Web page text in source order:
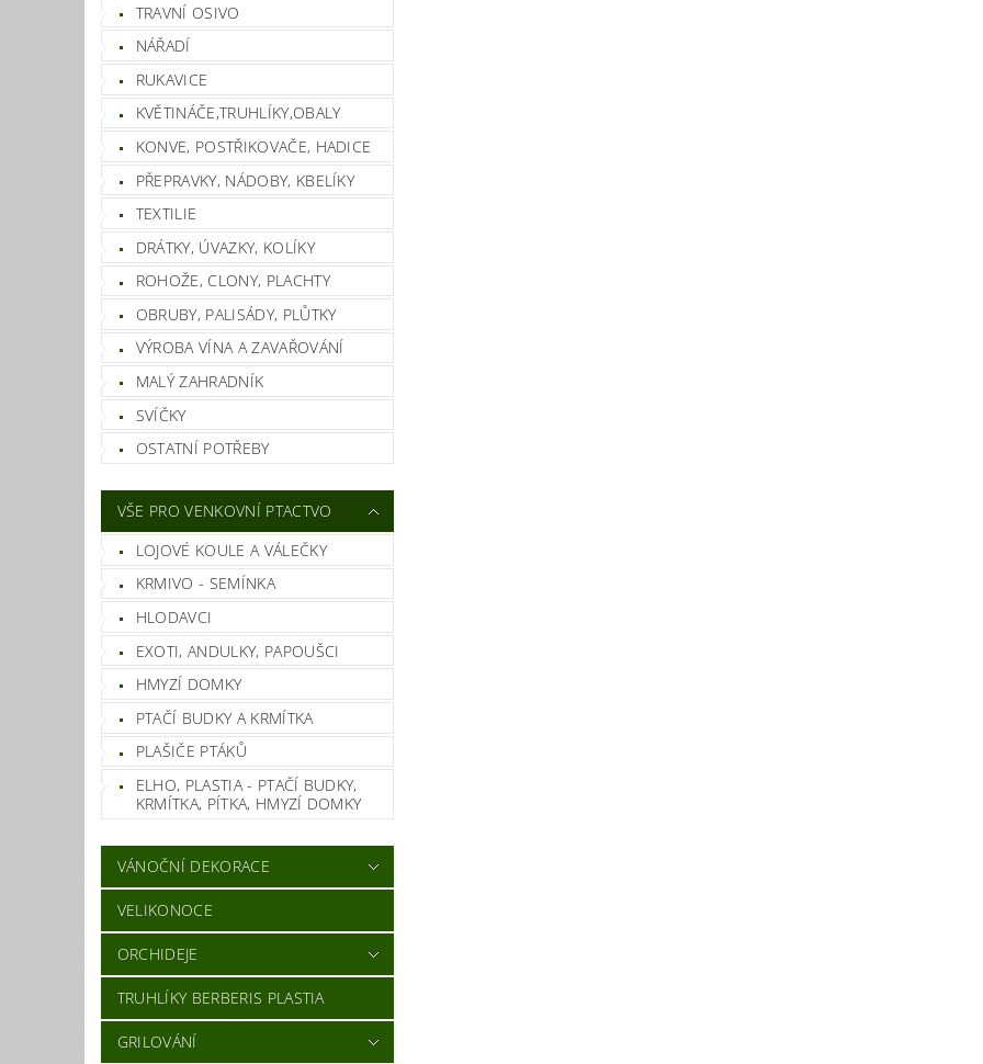
TRAVNÍ OSIVO
NÁŘADÍ
RUKAVICE
KVĚTINÁČE,TRUHLÍKY,OBALY
KONVE, POSTŘIKOVAČE, HADICE
PŘEPRAVKY, NÁDOBY, KBELÍKY
TEXTILIE
DRÁTKY, ÚVAZKY, KOLÍKY
ROHOŽE, CLONY, PLACHTY
OBRUBY, PALISÁDY, PLŮTKY
VÝROBA VÍNA A ZAVAŘOVÁNÍ
MALÝ ZAHRADNÍK
SVÍČKY
OSTATNÍ POTŘEBY
VŠE PRO VENKOVNÍ PTACTVO
LOJOVÉ KOULE A VÁLEČKY
KRMIVO - SEMÍNKA
HLODAVCI
EXOTI, ANDULKY, PAPOUŠCI
HMYZÍ DOMKY
PTAČÍ BUDKY A KRMÍTKA
PLAŠIČE PTÁKŮ
ELHO, PLASTIA - PTAČÍ BUDKY,
KRMÍTKA, PÍTKA, HMYZÍ DOMKY
VÁNOČNÍ DEKORACE
VELIKONOCE
ORCHIDEJE
TRUHLÍKY BERBERIS PLASTIA
GRILOVÁNÍ